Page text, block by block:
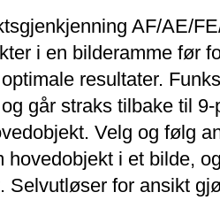
AF/AE/
i en bilderamme før
resultater.
går straks tilbake til
Velg og følg
hovedobjekt i et bilde,
Selvutløser for ansikt